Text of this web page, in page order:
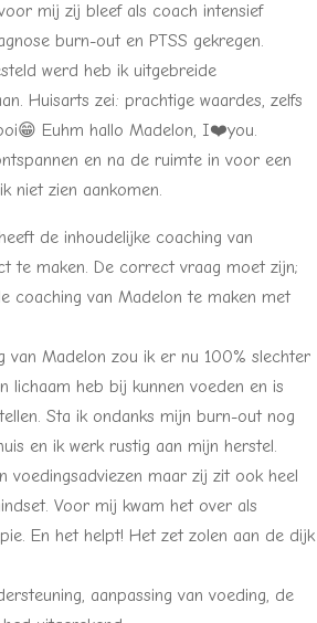
mij zij bleef als coach intensief
burn-out en PTSS gekregen.
werd heb ik uitgebreide
Huisarts zei: prachtige waardes, zelfs
Euhm hallo Madelon, I❤️you.
en na de ruimte in voor een
niet zien aankomen.
de inhoudelijke coaching van
te maken. De correct vraag moet zijn;
coaching van Madelon te maken met
van Madelon zou ik er nu 100% slechter
lichaam heb bij kunnen voeden en is
Sta ik ondanks mijn burn-out nog
en ik werk rustig aan mijn herstel.
voedingsadviezen maar zij zit ook heel
Voor mij kwam het over als
En het helpt! Het zet zolen aan de dijk
aanpassing van voeding, de